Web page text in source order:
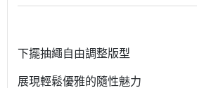
下擺抽繩自由調整版型
展現輕鬆優雅的隨性魅力